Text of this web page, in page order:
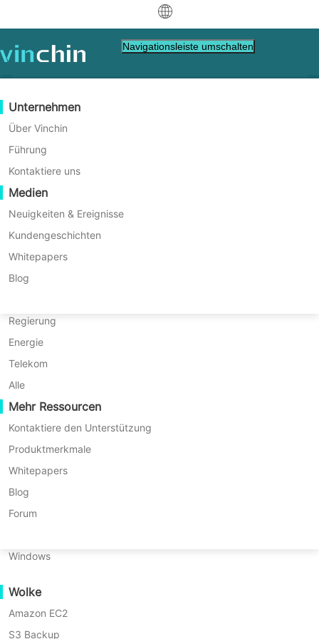
Download Unterstützung
中文
Datenschutz
Backup & Recovery
Echtzeitreplikation
Kontinuierlicher Datenschutz
Offsite-Kopie
Archivierung
Job-Orchestrierung
Workload-Mobilität
V2V-Migration
P2P-Migration
C2C-Migration
C2V-Migration
P2C-Migration
Wiederherstellbarkeit
VM-Wiederherstellungsüberprüfung
OS-Wiederherstellungsüberprüfung
Datensicherheit
Sicherung in die Cloud
GDPR-Compliance
Virtuell
VMware
Hyper-V
Proxmox
XCP-ng
oVirt
H3C CAS/UIS
ZStack
Sangfor HCI
Huawei FusionCompute
Red Hat Virtualization
Oracle OLVM
XenServer/Citrix Hypervisor
KayGrid
InCloud Sphere
Arcfra
FusionOne Compute
NexaVM
Physischer Server
Windows
Wolke
Amazon EC2
S3 Backup
Unterstützung-Ressourcen
Wissensdatenbank
Wie man Videos abspielt
Hilfezentrum
Live-Veranstaltungen
Webinare
Live-Demo
Kundengeschichten
IT Dienstleistungen
Regierung
Energie
Telekom
Alle
Mehr Ressourcen
Kontaktiere den Unterstützung
Produktmerkmale
Whitepapers
Blog
Forum
Kaufanleitung
Erfahren Sie, wie Sie kaufen
Lizenzrichtlinie
Häufig gestellte Fragen
Kontakt
Angebot anfordern
Werden Sie ein Partner
Partner Programm
Werden Sie ein Partner
Finde einen Partner.
Finden Sie einen lokalen Partner
Bereits Partner
Partner-Portal-Anmeldung
Unternehmen
Über Vinchin
Führung
Kontaktiere uns
Medien
Neuigkeiten & Ereignisse
Kundengeschichten
Whitepapers
Blog
Navigationsleiste umschalten
Ein-Klick-Cloud-zu-Virtual-
Migration (C2V)
DOWNLOAD KOSTENLOSE TESTVERSION
Enterprise Edition)
* Keine Kreditkarte erforderlich
* In 10 Minuten starten
Datenintegrität auf lokalen virtuellen
Maschinen wieder her und bewahrt so